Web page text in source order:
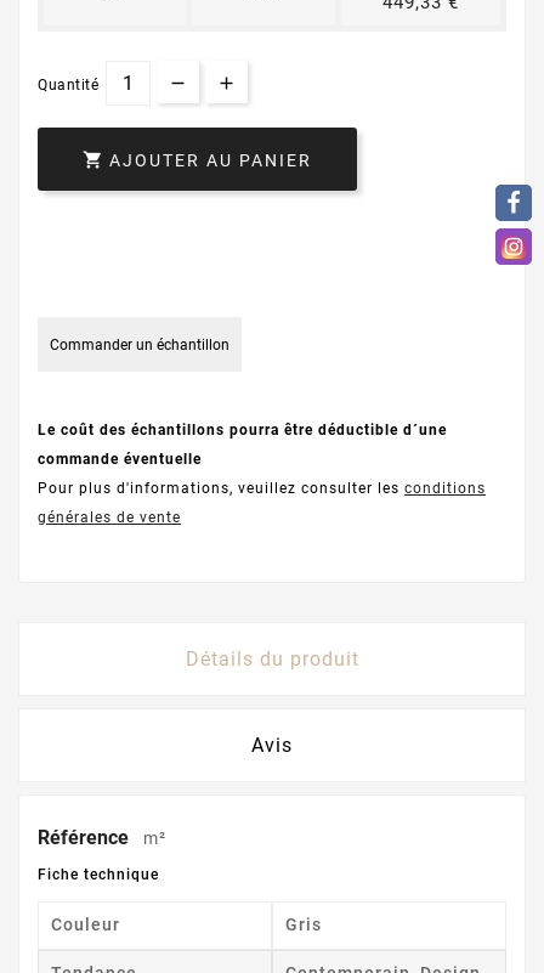
Quantité
 AJOUTER AU PANIER
Commander un échantillon
Le coût des échantillons pourra être déductible d´une
commande éventuelle
Pour plus d'informations, veuillez consulter les conditions
générales de vente
Détails du produit
Avis
Référence m²
Fiche technique
Couleur Gris